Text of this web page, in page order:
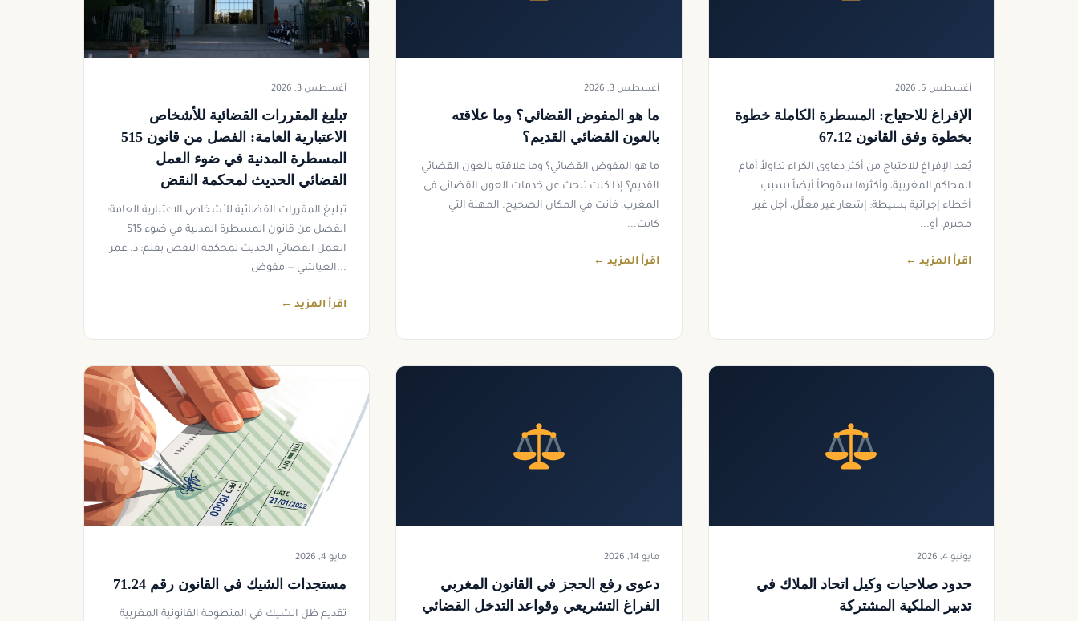
أغسطس 5, 2026
الإفراغ للاحتياج: المسطرة الكاملة خطوة
بخطوة وفق القانون 67.12
يُعد الإفراغ للاحتياج من أكثر دعاوى الكراء تداولاً أمام
المحاكم المغربية، وأكثرها سقوطاً أيضاً بسبب
أخطاء إجرائية بسيطة: إشعار غير معلَّل، أجل غير
محترم، أو...
اقرأ المزيد ←
أغسطس 3, 2026
ما هو المفوض القضائي؟ وما علاقته
بالعون القضائي القديم؟
ما هو المفوض القضائي؟ وما علاقته بالعون القضائي
القديم؟ إذا كنت تبحث عن خدمات العون القضائي في
المغرب، فأنت في المكان الصحيح. المهنة التي
كانت...
اقرأ المزيد ←
أغسطس 3, 2026
تبليغ المقررات القضائية للأشخاص
الاعتبارية العامة: الفصل ‪515 من قانون
المسطرة المدنية في ضوء العمل
القضائي الحديث لمحكمة النقض
تبليغ المقررات القضائية للأشخاص الاعتبارية العامة:
الفصل ‪515 من قانون المسطرة المدنية في ضوء
العمل القضائي الحديث لمحكمة النقض بقلم: ذ. عمر
العياشي — مفوض...
اقرأ المزيد ←
يونيو 4, 2026
حدود صلاحيات وكيل اتحاد الملاك في
تدبير الملكية المشتركة
مايو 14, 2026
دعوى رفع الحجز في القانون المغربي
الفراغ التشريعي وقواعد التدخل القضائي
مايو 4, 2026
مستجدات الشيك في القانون رقم 71.24
تقديم ظل الشيك في المنظومة القانونية المغربية